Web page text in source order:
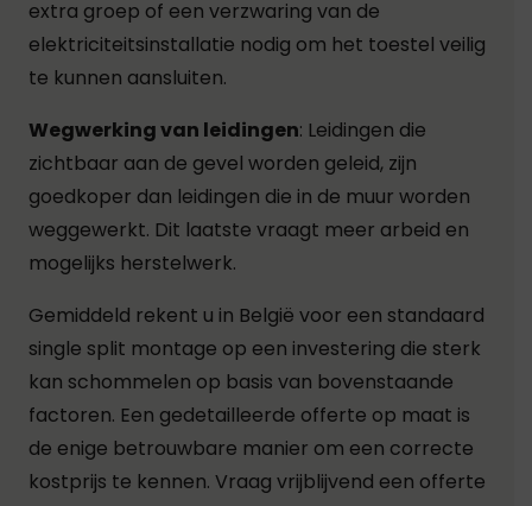
extra groep of een verzwaring van de
elektriciteitsinstallatie nodig om het toestel veilig
te kunnen aansluiten.
Wegwerking van leidingen: Leidingen die
zichtbaar aan de gevel worden geleid, zijn
goedkoper dan leidingen die in de muur worden
weggewerkt. Dit laatste vraagt meer arbeid en
mogelijks herstelwerk.
Gemiddeld rekent u in België voor een standaard
single split montage op een investering die sterk
kan schommelen op basis van bovenstaande
factoren. Een gedetailleerde offerte op maat is
de enige betrouwbare manier om een correcte
kostprijs te kennen. Vraag vrijblijvend een offerte